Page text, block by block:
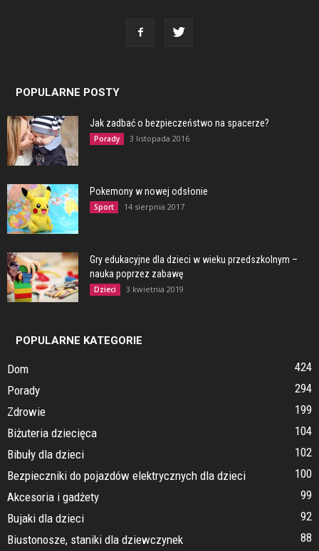
POPULARNE POSTY
Jak zadbać o bezpieczeństwo na spacerze?
Porady 3 listopada 2016
Pokemony w nowej odsłonie
Sport 14 sierpnia 2017
Gry edukacyjne dla dzieci w wieku przedszkolnym –
nauka poprzez zabawę
Dzieci 3 kwietnia 2019
POPULARNE KATEGORIE
Dom
424
Porady
294
Zdrowie
199
Biżuteria dziecięca
104
Bibuły dla dzieci
102
Bezpieczniki do pojazdów elektrycznych dla dzieci
100
Akcesoria i gadżety
99
Bujaki dla dzieci
92
Biustonosze, staniki dla dziewczynek
88